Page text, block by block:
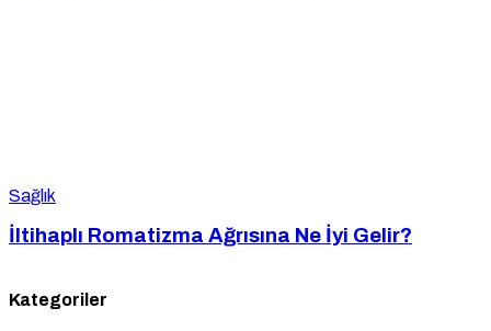
Sağlık
İltihaplı Romatizma Ağrısına Ne İyi Gelir?
Kategoriler